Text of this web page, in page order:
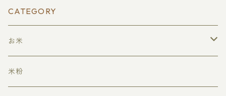
CATEGORY
お米
農薬不使用
米粉